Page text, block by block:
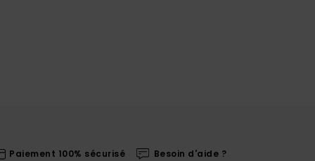
Paiement 100% sécurisé Besoin d'aide ?